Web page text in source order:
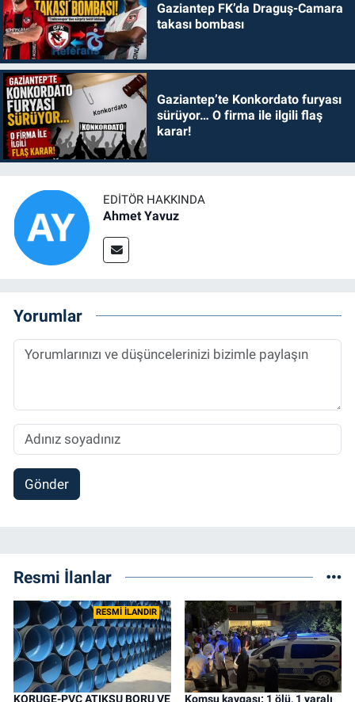
Gaziantep FK’da Draguş-Camara
takası bombası
Gaziantep’te Konkordato furyası
sürüyor… O firma ile ilgili flaş
karar!
EDITÖR HAKKINDA
Ahmet Yavuz
Yorumlar
Gönder
Resmi İlanlar
RESMİ İLANDIR
KORUGE-PVC ATIKSU BORU VE
Komşu kavgası: 1 ölü, 1 yaralı